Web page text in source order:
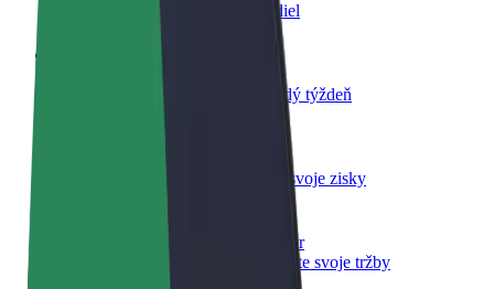
Zarábajte podľa vlastných pravidiel
Doručujte jedlo a zarábajte si každý týždeň
Pridajte reštauráciu
Oslovte viac zákazníkov a zvýšte svoje zisky
Zaregistrujte sa ako flotilový partner
Pridajte svoju flotilu k Boltu a zvýšte svoje tržby